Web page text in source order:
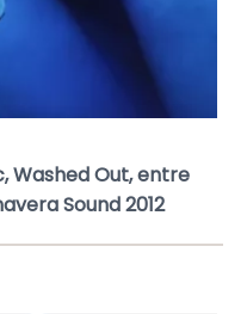
Washed Out, entre
Sound 2012